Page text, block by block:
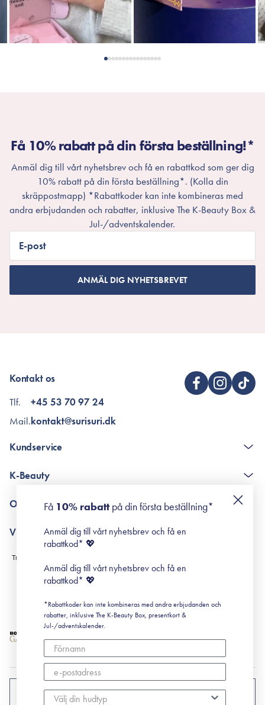
Få 10% rabatt på din första beställning!*
Anmäl dig till vårt nyhetsbrev och få en rabattkod som ger dig
10% rabatt på din första beställning*. (Kolla din
skräppostmapp) *Rabattkoder kan inte kombineras med
andra erbjudanden och rabatter, inklusive The K-Beauty Box &
Jul-/adventskalender.
E-post
ANMÄL DIG NYHETSBREVET
Kontakt os
Tlf.
Mail.
+45 53 70 97 24
kontakt@surisuri.dk
Kundservice
Poängshop - frågor och svar
K-Beauty
Retinol för nybörjare
Om Surisuri
Black Friday
Villkor
Leverans & Retur
Köpvillkor
Prenumerationsvillkor
Cookiepolicy
SVERIGE
Få 10% rabattpå din första beställning*
Anmäl dig till vårt nyhetsbrev och få en
rabattkod* 💖
Anmäl dig till vårt nyhetsbrev och få en
rabattkod* 💖
*Rabattkoder kan inte kombineras med andra erbjudanden och
rabatter, inklusive The K-Beauty Box, presentkort &
Jul-/adventskalender.